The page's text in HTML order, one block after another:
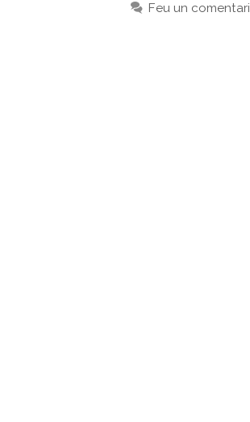
Feu un comentari